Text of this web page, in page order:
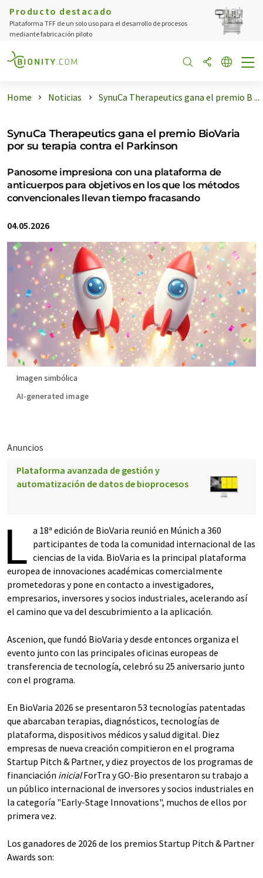
Producto destacado
Plataforma TFF de un solo uso para el desarrollo de procesos
mediante fabricación piloto
Home Noticias SynuCa Therapeutics gana el premio B ...
SynuCa Therapeutics gana el premio BioVaria
por su terapia contra el Parkinson
Panosome impresiona con una plataforma de
anticuerpos para objetivos en los que los métodos
convencionales llevan tiempo fracasando
04.05.2026
Imagen simbólica
AI-generated image
Anuncios
Plataforma avanzada de gestión y
automatización de datos de bioprocesos
L a 18ª edición de BioVaria reunió en Múnich a 360
participantes de toda la comunidad internacional de las
ciencias de la vida. BioVaria es la principal plataforma
europea de innovaciones académicas comercialmente
prometedoras y pone en contacto a investigadores,
empresarios, inversores y socios industriales, acelerando así
el camino que va del descubrimiento a la aplicación.
Ascenion, que fundó BioVaria y desde entonces organiza el
evento junto con las principales oficinas europeas de
transferencia de tecnología, celebró su 25 aniversario junto
con el programa.
En BioVaria 2026 se presentaron 53 tecnologías patentadas
que abarcaban terapias, diagnósticos, tecnologías de
plataforma, dispositivos médicos y salud digital. Diez
empresas de nueva creación compitieron en el programa
Startup Pitch & Partner, y diez proyectos de los programas de
financiación inicialForTra y GO-Bio presentaron su trabajo a
un público internacional de inversores y socios industriales en
la categoría "Early-Stage Innovations", muchos de ellos por
primera vez.
Los ganadores de 2026 de los premios Startup Pitch & Partner
Awards son: